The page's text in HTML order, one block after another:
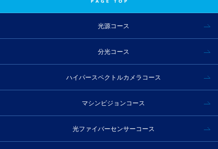
光源コース
分光コース
ハイパースペクトルカメラコース
マシンビジョンコース
光ファイバーセンサーコース